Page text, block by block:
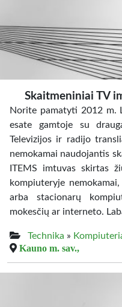
Skaitmeniniai TV
Norite pamatyti 2012 m.
esate gamtoje su
Televizijos ir radijo
nemokamai naudojantis
ITEMS imtuvas skirtas
kompiuteryje
arba stacionarų
mokesčių ar interneto.
Technika »
Kauno m. sav.,